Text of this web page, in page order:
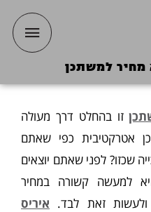
למשתכן
זו בהחלט דרך מעולה
אטרקטיבית כפי שאתם
שכזו? לפני שאתם יוצאים
למעשה קשורה במחיר
זאת לבד. איריס